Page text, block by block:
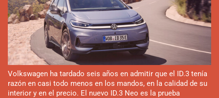
Volkswagen ha tardado seis años en admitir que el ID.3 tenía
razón en casi todo menos en los mandos, en la calidad de su
interior y en el precio. El nuevo ID.3 Neo es la prueba